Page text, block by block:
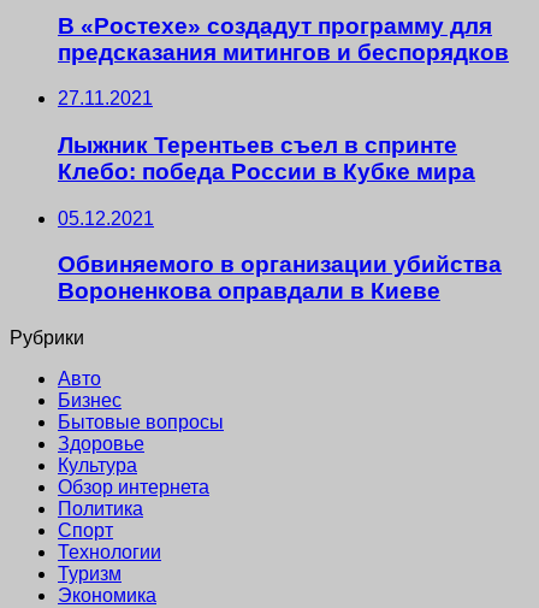
В «Ростехе» создадут программу для
предсказания митингов и беспорядков
27.11.2021
Лыжник Терентьев съел в спринте
Клебо: победа России в Кубке мира
05.12.2021
Обвиняемого в организации убийства
Вороненкова оправдали в Киеве
Рубрики
Авто
Бизнес
Бытовые вопросы
Здоровье
Культура
Обзор интернета
Политика
Спорт
Технологии
Туризм
Экономика